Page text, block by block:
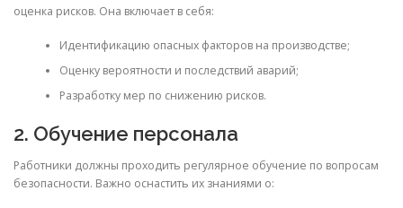
оценка рисков. Она включает в себя:
Идентификацию опасных факторов на производстве;
Оценку вероятности и последствий аварий;
Разработку мер по снижению рисков.
2. Обучение персонала
Работники должны проходить регулярное обучение по вопросам
безопасности. Важно оснастить их знаниями о: